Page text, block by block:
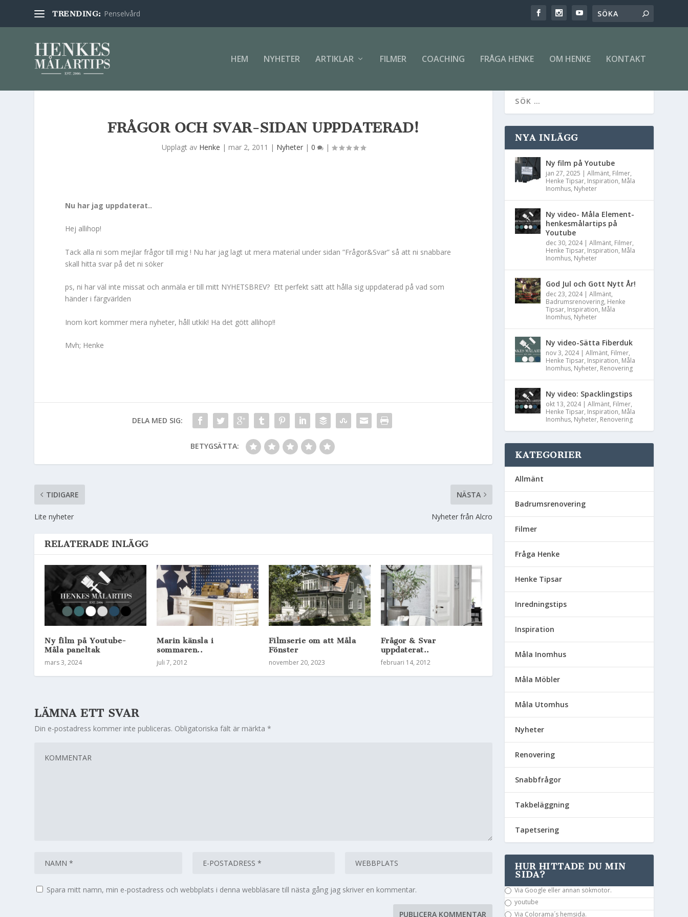
TRENDING: Penselvård
HEM NYHETER ARTIKLAR FILMER COACHING FRÅGA HENKE OM HENKE KONTAKT
FRÅGOR OCH SVAR-SIDAN UPPDATERAD!
Upplagt av Henke | mar 2, 2011 | Nyheter| 0 |
Nu har jag uppdaterat..
Hej allihop!
Tack alla ni som mejlar frågor till mig ! Nu har jag lagt ut mera material under sidan ”Frågor&Svar” så att ni snabbare
skall hitta svar på det ni söker
ps, ni har väl inte missat och anmäla er till mitt NYHETSBREV? Ett perfekt sätt att hålla sig uppdaterad på vad som
händer i färgvärlden
Inom kort kommer mera nyheter, håll utkik! Ha det gött allihop!!
Mvh; Henke
DELA MED SIG:
BETYGSÄTTA:
TIDIGARE
Lite nyheter
NÄSTA
Nyheter från Alcro
RELATERADE INLÄGG
Ny film på Youtube-
Måla paneltak
mars 3, 2024
Marin känsla i
sommaren..
juli 7, 2012
Filmserie om att Måla
Fönster
november 20, 2023
Frågor & Svar
uppdaterat..
februari 14, 2012
LÄMNA ETT SVAR
Din e-postadress kommer inte publiceras. Obligatoriska fält är märkta*
Spara mitt namn, min e-postadress och webbplats i denna webbläsare till nästa gång jag skriver en kommentar.
NYA INLÄGG
Ny film på Youtube
jan 27, 2025 |Allmänt, Filmer,
Henke Tipsar, Inspiration, Måla
Inomhus, Nyheter
Ny video- Måla Element-
henkesmålartips på
Youtube
dec 30, 2024|Allmänt, Filmer,
Henke Tipsar, Inspiration, Måla
Inomhus, Nyheter
God Jul och Gott Nytt År!
dec 23, 2024|Allmänt,
Badrumsrenovering, Henke
Tipsar, Inspiration, Måla
Inomhus, Nyheter
Ny video-Sätta Fiberduk
nov 3, 2024|Allmänt, Filmer,
Henke Tipsar, Inspiration, Måla
Inomhus, Nyheter, Renovering
Ny video: Spacklingstips
okt 13, 2024|Allmänt, Filmer,
Henke Tipsar, Inspiration, Måla
Inomhus, Nyheter, Renovering
KATEGORIER
Allmänt
Badrumsrenovering
Filmer
Fråga Henke
Henke Tipsar
Inredningstips
Inspiration
Måla Inomhus
Måla Möbler
Måla Utomhus
Nyheter
Renovering
Snabbfrågor
Takbeläggning
Tapetsering
HUR HITTADE DU MIN
SIDA?
Via Google eller annan sökmotor.
youtube
Via Colorama´s hemsida.